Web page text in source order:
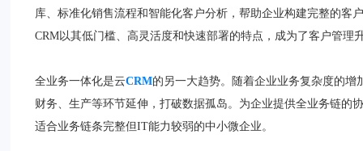
库、标准化销售流程和智能化客户分析，帮助企业构建完整的客
CRM以其低门槛、高灵活度和快速部署的特点，成为了客户管理
全业务一体化是云CRM的另一大趋势。随着企业业务复杂度的
财务、生产等环节延伸，打破数据孤岛。为企业提供全业务链的
适合业务链条完整但IT能力较弱的中小微企业。